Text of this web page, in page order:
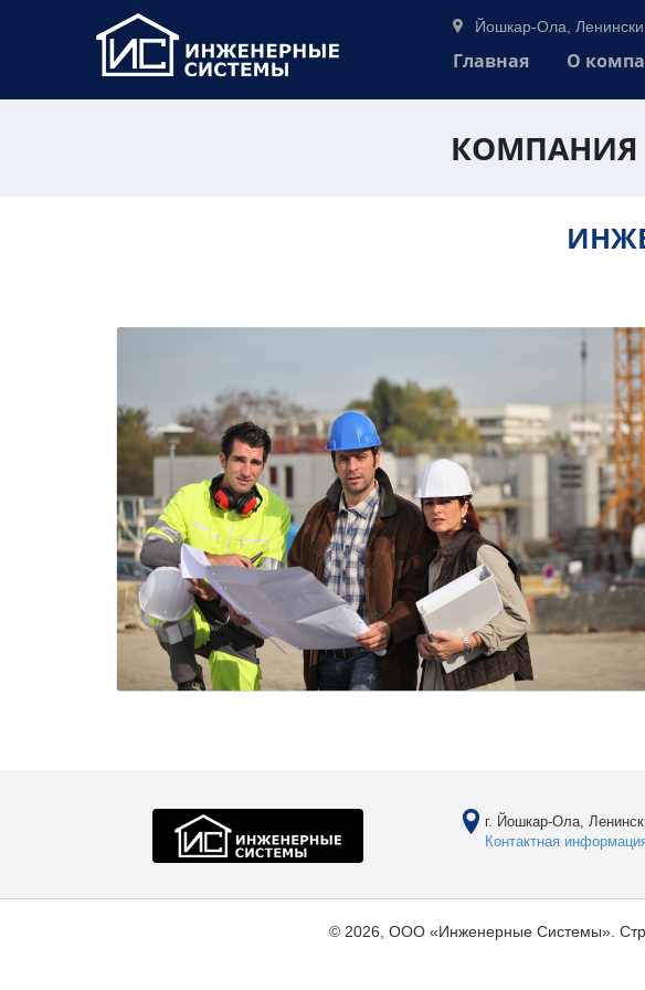
Йошкар-Ола,
Главная О
КОМПАНИЯ
г. Йошкар-Ола,
Контактная
© 2026, ООО «Инженерные Системы».